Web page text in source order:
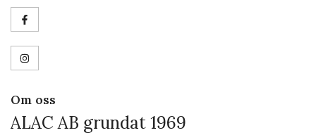
Om oss
ALAC AB grundat 1969